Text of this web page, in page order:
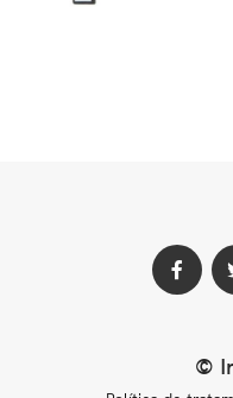
de©